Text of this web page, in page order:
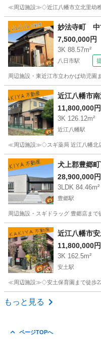
≪周辺施設≫◇近江八幡市立北里幼稚
滋賀 近江八幡市 篠原駅
妙法寺町 中
7,500,000円
3K 88.57m²
八日市駅
周辺施設・東近江市立わかば幼児園
滋賀 東近江市 八日市駅
近江八幡市
11,800,000円
3K 126.12m²
近江八幡駅
≪周辺施設≫◇スギ薬局 近江八幡北
滋賀 近江八幡市 近江八幡
犬上郡豊郷
28,900,000円
3LDK 84.46m²
豊郷駅
周辺施設・スギドラッグ 豊郷店ま
滋賀 犬上郡 豊郷駅 新
近江八幡市
11,800,000円
3K 162.5m²
安土駅
≪周辺施設≫◇安土保育園まで徒歩
滋賀 近江八幡市
もっと見る
ページTOPへ